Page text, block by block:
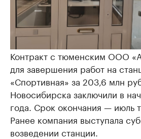
Контракт с тюменским ООО
для завершения работ на
«Спортивная» за 203,6 млн
Новосибирска заключили в
года. Срок окончания — июль
Ранее компания выступала
возведении станции.